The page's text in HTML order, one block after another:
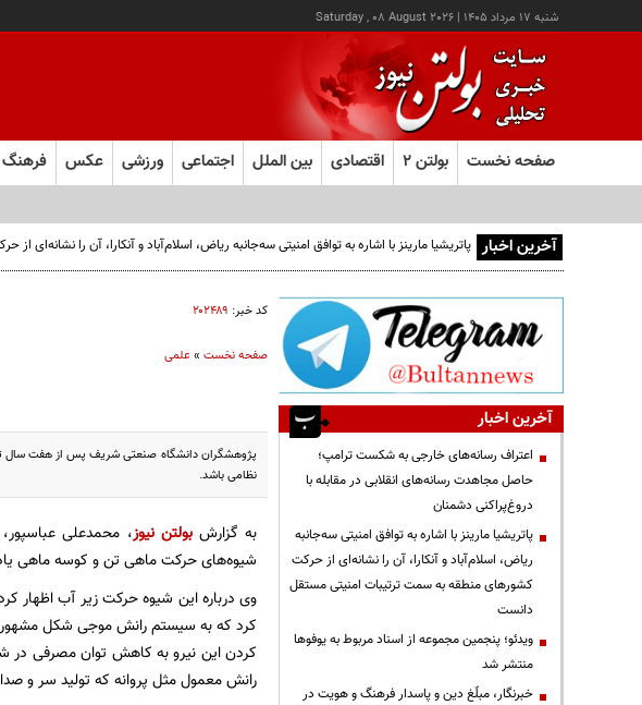
شنبه ۱۷ مرداد ۱۴۰۵ |
Saturday , 08 August 2026
صفحه نخست بولتن ۲ اقتصادی بین الملل اجتماعی ورزشی عکس فرهنگ
آخرین اخبار پاتریشیا مارینز با اشاره به توافق امنیتی سه‌جانبه ریاض، اسلام‌آباد و آنکارا، آن را
کد خبر: ۲۰۲۴۸۹
صفحه نخست»علمی
پژوهشگران دانشگاه صنعتی شریف پس از هفت سال
نظامی باشد.
به گزارشبولتن نیوز، محمدعلی
شیوه‌های حرکت ماهی تن و کوسه ماهی
وی درباره این شیوه حرکت زیر آب اظهار
کرد که به سیستم رانش موجی شکل
کردن این نیرو به کاهش توان مصرفی در
رانش معمول مثل پروانه که تولید سر و
آخرین اخبار
اعتراف رسانه‌های خارجی به شکست ترامپ؛
حاصل مجاهدت رسانه‌های انقلابی در مقابله با
دروغ‌پراکنی دشمنان
پاتریشیا مارینز با اشاره به توافق امنیتی سه‌جانبه
ریاض، اسلام‌آباد و آنکارا، آن را نشانه‌ای از حرکت
کشورهای منطقه به سمت ترتیبات امنیتی مستقل
دانست
ویدئو؛ پنجمین مجموعه از اسناد مربوط به یوفوها
منتشر شد
خبرنگار، مبلّغ دین و پاسدار فرهنگ و هویت در